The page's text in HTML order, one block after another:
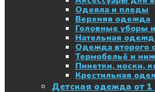
Одеяла и пледы
Верхняя одежда
Головные уборы
Нательная
Одежда второго
Термобельё и
Пинетки, носки,
Крестильная
Детская одежда от 1